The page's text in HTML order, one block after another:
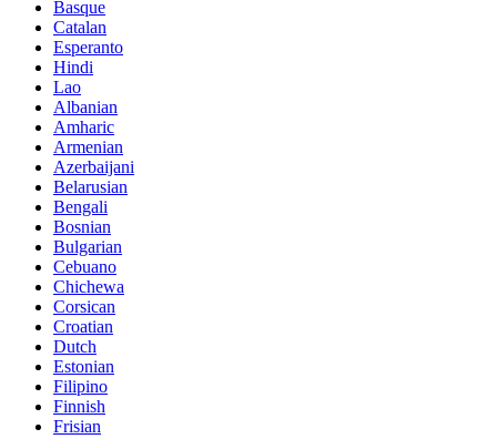
Basque
Catalan
Esperanto
Hindi
Lao
Albanian
Amharic
Armenian
Azerbaijani
Belarusian
Bengali
Bosnian
Bulgarian
Cebuano
Chichewa
Corsican
Croatian
Dutch
Estonian
Filipino
Finnish
Frisian